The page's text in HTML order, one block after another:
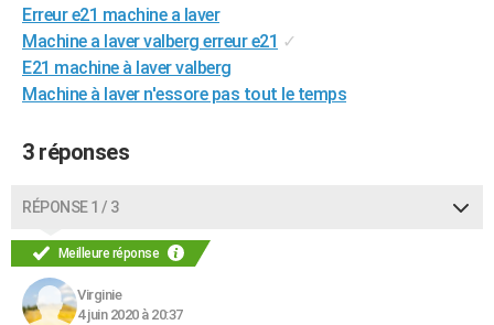
CARTE DE VOEUX
Carte de Noël
Carte Bonne année
Carte Saint-Valentin
Carte Pâques
Carte d'anniversaire
DICTIONNAIRE
Dictionnaire
Biographies
Citations
Expressions
Proverbes
COPAINS D'AVANT
S'inscrire
Se connecter
Lycées
Collèges
Primaires
Universités
Entreprises
Service militaire
Avis de recherche
AVIS DE DÉCÈS
FORUM
Bricolage
Lifestyle
Culture
Sport
Auto
Television
Voyage
Cinema
Erreur e21 machine a laver
Machine a laver valberg erreur e21 ✓
E21 machine à laver valberg
Machine à laver n'essore pas tout le temps
3 réponses
RÉPONSE 1 / 3
Meilleure réponse
Virginie
4 juin 2020 à 20:37